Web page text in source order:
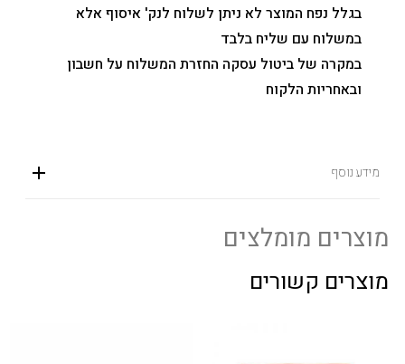
בגלל נפח המוצר לא ניתן לשלוח לנק' איסוף אלא
במשלוח עם שליח בלבד
במקרה של ביטול עסקה החזרת המשלוח על חשבון
ובאחריות הלקוח
מידע נוסף
מוצרים מומלצים
מוצרים קשורים